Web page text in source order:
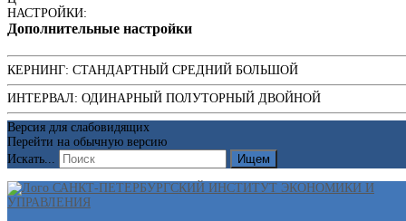
НАСТРОЙКИ:
Дополнительные настройки
КЕРНИНГ: СТАНДАРТНЫЙ СРЕДНИЙ БОЛЬШОЙ
ИНТЕРВАЛ: ОДИНАРНЫЙ ПОЛУТОРНЫЙ ДВОЙНОЙ
Версия для слабовидящих
Перейти на обычную версию
Искать...
Ищем